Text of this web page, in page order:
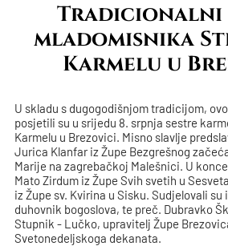
Tradicionalni
mladomisnika
Karmelu u
U skladu s dugogodišnjom tradicijom,
posjetili su u srijedu 8. srpnja sestre
Karmelu u Brezovici. Misno slavlje
Jurica Klanfar iz Župe Bezgrešnog
Marije na zagrebačkoj Malešnici. U
Mato Zirdum iz Župe Svih svetih u
iz Župe sv. Kvirina u Sisku. Sudjelovali su
duhovnik bogoslova, te preč. Dubravko
Stupnik - Lučko, upravitelj Župe
Svetonedeljskoga dekanata.